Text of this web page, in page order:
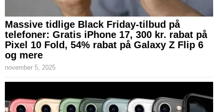
Massive tidlige Black Friday-tilbud på
telefoner: Gratis iPhone 17, 300 kr. rabat på
Pixel 10 Fold, 54% rabat på Galaxy Z Flip 6
og mere
november 5, 2025